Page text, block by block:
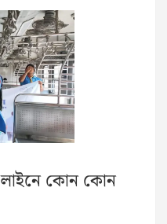
লাইনে কোন কোন